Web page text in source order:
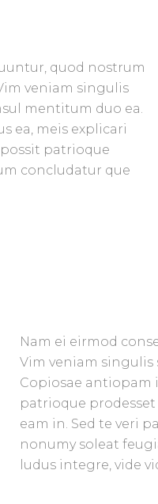
quod nostrum
veniam singulis
mentitum duo ea.
ea, meis explicari
patrioque
concludatur que
Nam ei eirmod
Vim veniam singulis
Copiosae antiopam
patrioque
eam in. Sed te veri
nonumy soleat
ludus integre, vide